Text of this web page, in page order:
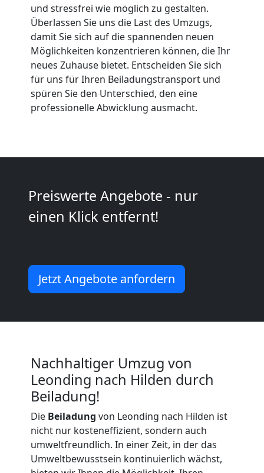
und stressfrei wie möglich zu gestalten.
Überlassen Sie uns die Last des Umzugs,
damit Sie sich auf die spannenden neuen
Möglichkeiten konzentrieren können, die Ihr
neues Zuhause bietet. Entscheiden Sie sich
für uns für Ihren Beiladungstransport und
spüren Sie den Unterschied, den eine
professionelle Abwicklung ausmacht.
Preiswerte Angebote - nur
einen Klick entfernt!
Jetzt Angebote anfordern
Nachhaltiger Umzug von
Leonding nach Hilden durch
Beiladung!
Die Beiladung von Leonding nach Hilden ist
nicht nur kosteneffizient, sondern auch
umweltfreundlich. In einer Zeit, in der das
Umweltbewusstsein kontinuierlich wächst,
Mann
LKW
Leonding
Kunsttransport
Leonding
Umzug
Leonding
3
Mann
LKW
Möbellift